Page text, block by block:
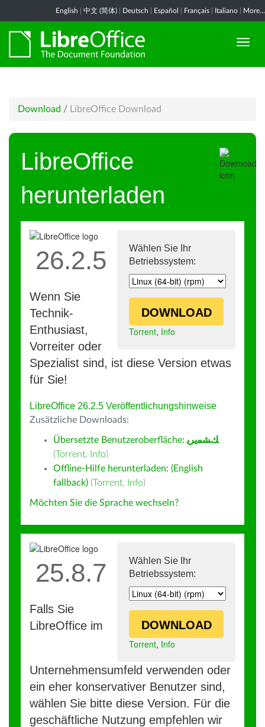
English 中文 (简体) Deutsch Español Français Italiano More...
Download / LibreOffice Download
LibreOffice
herunterladen
Wählen Sie Ihr
Betriebssystem:
DOWNLOAD
Torrent, Info
26.2.5
Wenn Sie
Technik-
Enthusiast,
Vorreiter oder
Spezialist sind, ist diese Version etwas
für Sie!
LibreOffice 26.2.5 Veröffentlichungshinweise
Zusätzliche Downloads:
Übersetzte Benutzeroberfläche:ﻚﺸﻤﻳﺮﻳ
(Torrent, Info)
Offline-Hilfe herunterladen: (English
fallback) (Torrent, Info)
Möchten Sie die Sprache wechseln?
Wählen Sie Ihr
Betriebssystem:
DOWNLOAD
Torrent, Info
25.8.7
Falls Sie
LibreOffice im
Unternehmensumfeld verwenden oder
ein eher konservativer Benutzer sind,
wählen Sie bitte diese Version. Für die
geschäftliche Nutzung empfehlen wir